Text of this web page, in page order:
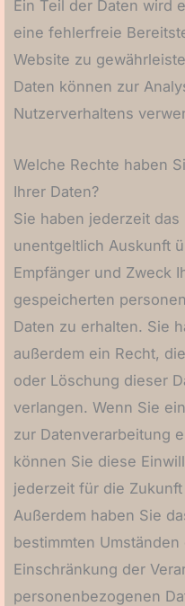
Ein Teil der Daten wird
eine fehlerfreie
Website zu
Daten können zur
Nutzerverhaltens
Welche Rechte haben
Ihrer Daten?
Sie haben jederzeit das
unentgeltlich Auskunft
Empfänger und Zweck
gespeicherten
Daten zu erhalten. Sie
außerdem ein Recht,
oder Löschung dieser
verlangen. Wenn Sie
zur Datenverarbeitung
können Sie diese
jederzeit für die
Außerdem haben Sie
bestimmten Umständen
Einschränkung der
personenbezogenen